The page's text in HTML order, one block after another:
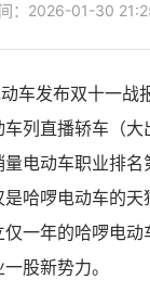
：2026-01-30
车发布双十一战
列直播轿车（大
电动车职业排名
哈啰电动车的天
一年的哈啰电动
股新势力。